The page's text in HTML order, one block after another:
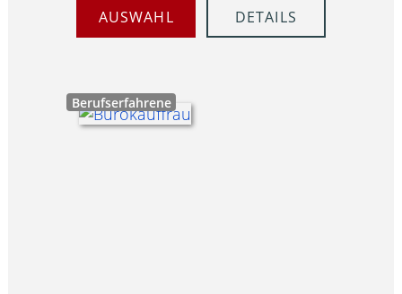
AUSWAHL DETAILS
Berufserfahrene